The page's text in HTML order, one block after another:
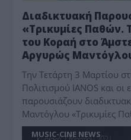
Διαδικτυακή
«Τρικυμίες Παθών.
του Κοραή στο
Αργυρώς
Την Τετάρτη 3 Μαρτίου
Πολιτισμού IANOS και οι
παρουσιάζουν
Μαντόγλου «Τρικυμίες
MUSIC-CINE NEWS